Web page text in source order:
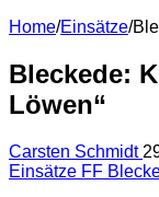
Home/Einsätze/
Bleckede:
Löwen“
Carsten Schmidt
Einsätze FF